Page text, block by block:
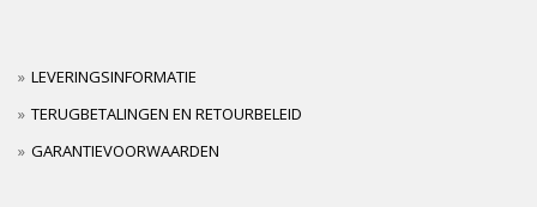
LEVERINGSINFORMATIE
TERUGBETALINGEN EN RETOURBELEID
GARANTIEVOORWAARDEN